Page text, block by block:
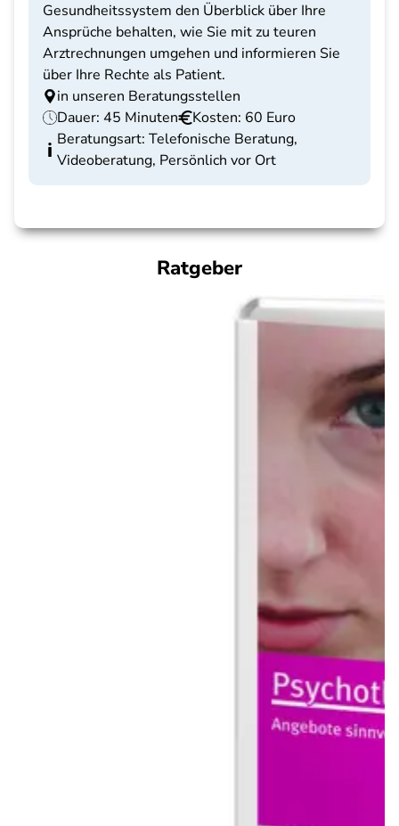
Gesundheitssystem den Überblick über Ihre
Ansprüche behalten, wie Sie mit zu teuren
Arztrechnungen umgehen und informieren Sie
über Ihre Rechte als Patient.
in unseren Beratungsstellen
Dauer: 45 Minuten
Kosten: 60 Euro
Beratungsart: Telefonische Beratung,
Videoberatung, Persönlich vor Ort
Ratgeber